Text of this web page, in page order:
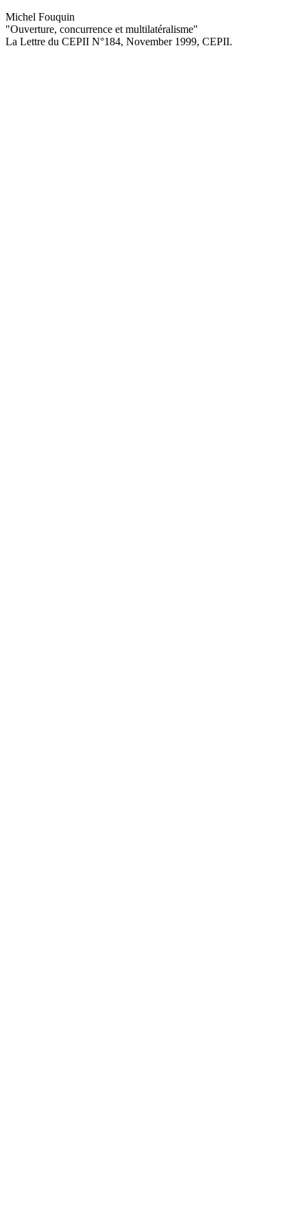
Michel Fouquin
"Ouverture, concurrence et multilatéralisme"
La Lettre du CEPII N°184, November 1999, CEPII.